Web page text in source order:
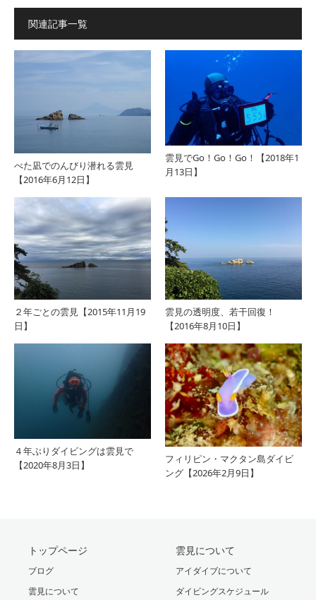
関連記事一覧
べた凪でのんびり潜れる雲見
【2016年6月12日】
雲見でGo！Go！Go！【2018年1
月13日】
２年ごとの雲見【2015年11月19
日】
雲見の透明度、若干回復！
【2016年8月10日】
４年ぶりダイビングは雲見で
【2020年8月3日】
フィリピン・マクタン島ダイビ
ング【2026年2月9日】
トップページ
ブログ
雲見について
雲見について
アイダイブについて
ダイビングスケジュール